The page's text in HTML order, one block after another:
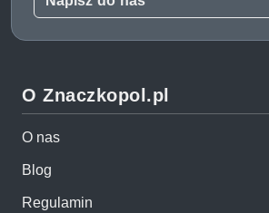
O Znaczkopol.pl
O nas
Blog
Regulamin